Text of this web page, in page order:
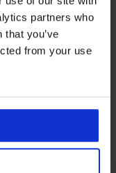
partners who
you’ve
from your use